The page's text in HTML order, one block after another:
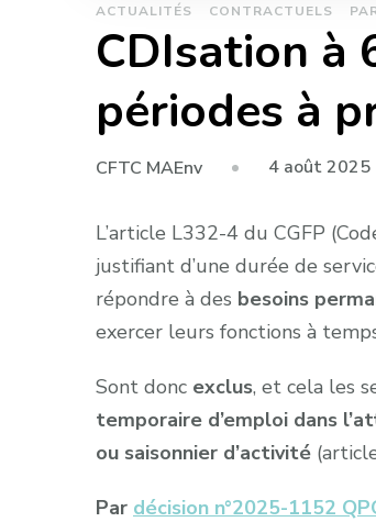
ACTUALITÉS CONTRACTUELS
CDIsation à
périodes à
CFTC MAEnv 4 août 2025
L’article L332-4 du CGFP
justifiant d’une durée de
répondre à des besoins
exercer leurs fonctions à
Sont donc exclus, et cela les
temporaire d’emploi dans
ou saisonnier d’activité
Par décision n°2025-1152